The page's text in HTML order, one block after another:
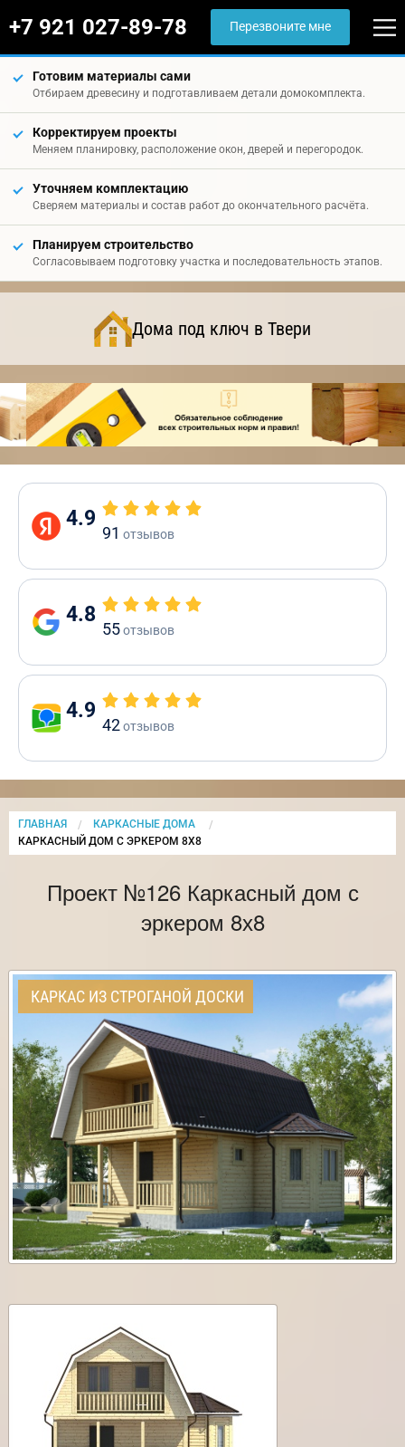
+7 921 027-89-78 Перезвоните мне
Готовим материалы сами
Отбираем древесину и подготавливаем детали домокомплекта.
Корректируем проекты
Меняем планировку, расположение окон, дверей и перегородок.
Уточняем комплектацию
Сверяем материалы и состав работ до окончательного расчёта.
Планируем строительство
Согласовываем подготовку участка и последовательность этапов.
Дома под ключ в Твери
4.9
91 отзывов
4.8
55отзывов
4.9
42отзывов
ГЛАВНАЯ
КАРКАСНЫЕ ДОМА
CURRENT:
КАРКАСНЫЙ ДОМ С ЭРКЕРОМ 8Х8
Проект №126 Каркасный дом с
эркером 8х8
КАРКАС ИЗ СТРОГАНОЙ ДОСКИ